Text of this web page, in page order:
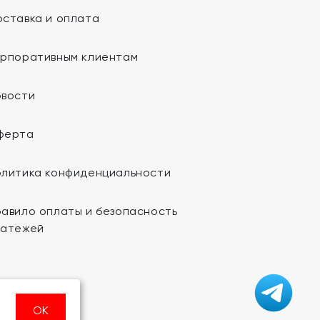
и оплата
клиентам
конфиденциальности
оплаты и безопасность
ОК